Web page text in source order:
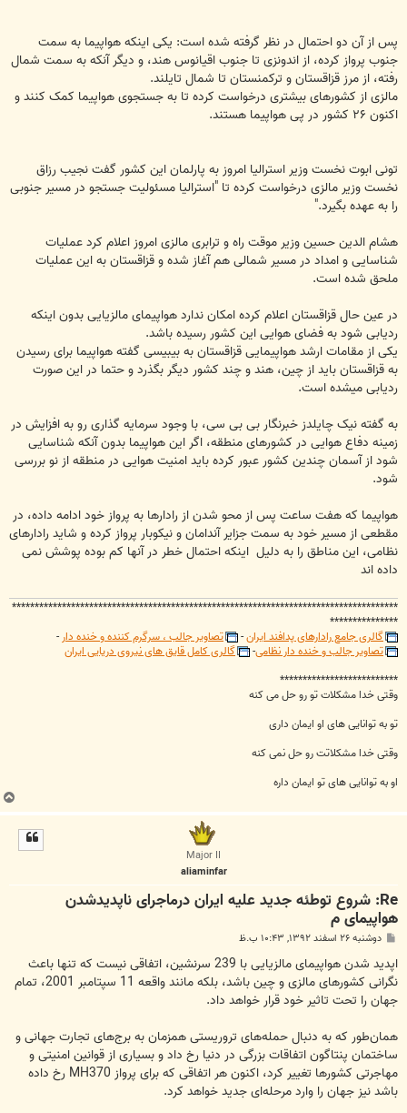
پس از آن دو احتمال در نظر گرفته شده است: یکی اینکه هواپیما به سمت
جنوب پرواز کرده، از اندونزی تا جنوب اقیانوس هند، و دیگر آنکه به سمت شمال
رفته، از مرز قزاقستان و ترکمنستان تا شمال تایلند.
مالزی از کشورهای بیشتری درخواست کرده تا به جستجوی هواپیما کمک کنند و
اکنون ۲۶ کشور در پی هواپیما هستند.
تونی ابوت نخست وزیر استرالیا امروز به پارلمان این کشور گفت نجیب رزاق
نخست وزیر مالزی درخواست کرده تا "استرالیا مسئولیت جستجو در مسیر جنوبی
را به عهده بگیرد."
هشام الدین حسین وزیر موقت راه و ترابری مالزی امروز اعلام کرد عملیات
شناسایی و امداد در مسیر شمالی هم آغاز شده و قزاقستان به این عملیات
ملحق شده است.
در عین حال قزاقستان اعلام کرده امکان ندارد هواپیمای مالزیایی بدون اینکه
ردیابی شود به فضای هوایی این کشور رسیده باشد.
یکی از مقامات ارشد هواپیمایی قزاقستان به بیبیسی گفته هواپیما برای رسیدن
به قزاقستان باید از چین، هند و چند کشور دیگر بگذرد و حتما در این صورت
ردیابی میشده است.
به گفته نیک چایلدز خبرنگار بی بی سی، با وجود سرمایه گذاری رو به افزایش در
زمینه دفاع هوایی در کشورهای منطقه، اگر این هواپیما بدون آنکه شناسایی
شود از آسمان چندین کشور عبور کرده باید امنیت هوایی در منطقه از نو بررسی
شود.
هواپیما که هفت ساعت پس از محو شدن از رادارها به پرواز خود ادامه داده، در
مقطعی از مسیر خود به سمت جزایر آندامان و نیکوبار پرواز کرده و شاید رادارهای
نظامی، این مناطق را به دلیل اینکه احتمال خطر در آنها کم بوده پوشش نمی
داده اند
*************************************************************************************
***************
گالری جامع رادارهای پدافند ایران- تصاویر جالب ، سرگرم کننده و خنده دار-
تصاویر جالب و خنده دار نظامی-
گالری کامل قایق های نیروی دریایی ایران
**************************
وقتی خدا مشکلات تو رو حل می کنه
تو به توانایی های او ایمان داری
وقتی خدا مشکلاتت رو حل نمی کنه
او به توانایی های تو ایمان داره
ب
ا
Major II
aliaminfar
Re: شروع توطئه جدید علیه ایران درماجرای ناپدیدشدن
هواپیمای م
پ
ت
دوشنبه ۲۶ اسفند ۱۳۹۲, ۱۰:۴۳ ب.ظ
اپدید شدن هواپیمای مالزیایی با 239 سرنشین، اتفاقی نیست که تنها باعث
نگرانی کشورهای مالزی و چین باشد، بلکه مانند واقعه 11 سپتامبر 2001، تمام
جهان را تحت تاثیر خود قرار خواهد داد.
همان‌طور که به دنبال حمله‌های تروریستی همزمان به برج‌های تجارت جهانی و
ساختمان پنتاگون اتفاقات بزرگی در دنیا رخ داد و بسیاری از قوانین امنیتی و
مهاجرتی کشورها تغییر کرد، اکنون هر اتفاقی که برای پرواز MH370 رخ داده
باشد نیز جهان را وارد مرحله‌ای جدید خواهد کرد.